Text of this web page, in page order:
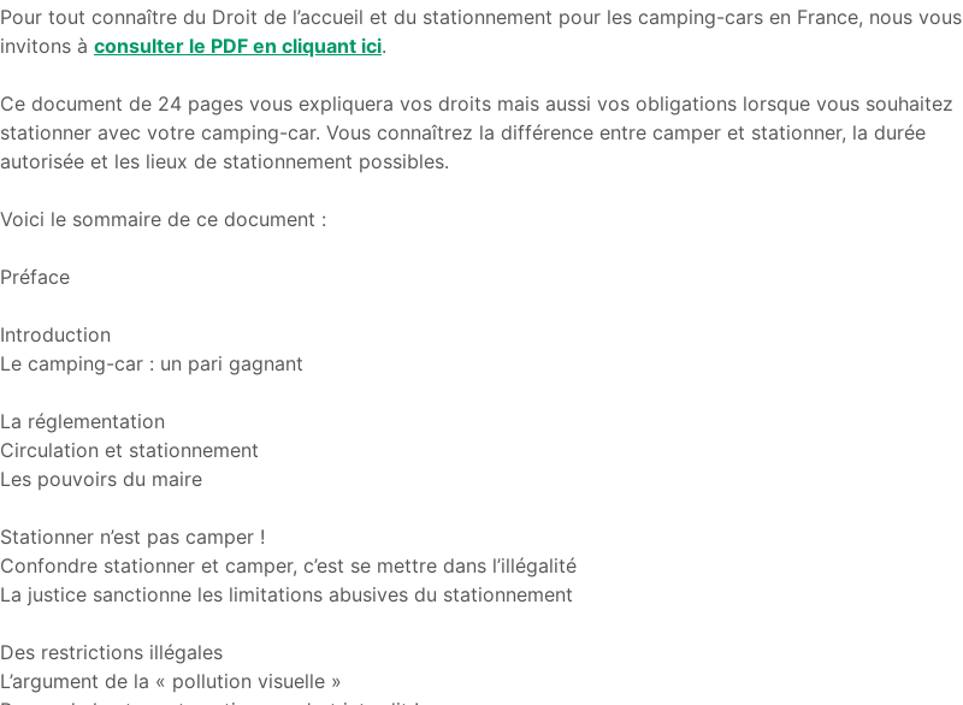
Pour tout connaître du Droit de l’accueil et du stationnement pour les camping-cars en France, nous vous
invitons à consulter le PDF en cliquant ici.
Ce document de 24 pages vous expliquera vos droits mais aussi vos obligations lorsque vous souhaitez
stationner avec votre camping-car. Vous connaîtrez la différence entre camper et stationner, la durée
autorisée et les lieux de stationnement possibles.
Voici le sommaire de ce document :
Préface
Introduction
Le camping-car : un pari gagnant
La réglementation
Circulation et stationnement
Les pouvoirs du maire
Stationner n’est pas camper !
Confondre stationner et camper, c’est se mettre dans l’illégalité
La justice sanctionne les limitations abusives du stationnement
Des restrictions illégales
L’argument de la « pollution visuelle »